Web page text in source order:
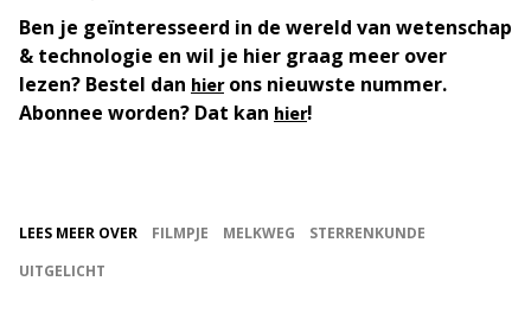
Ben je geïnteresseerd in de wereld van wetenschap
& technologie en wil je hier graag meer over
lezen? Bestel dan hierons nieuwste nummer.
Abonnee worden? Dat kan hier!
LEES MEER OVER FILMPJE MELKWEG
STERRENKUNDE
UITGELICHT